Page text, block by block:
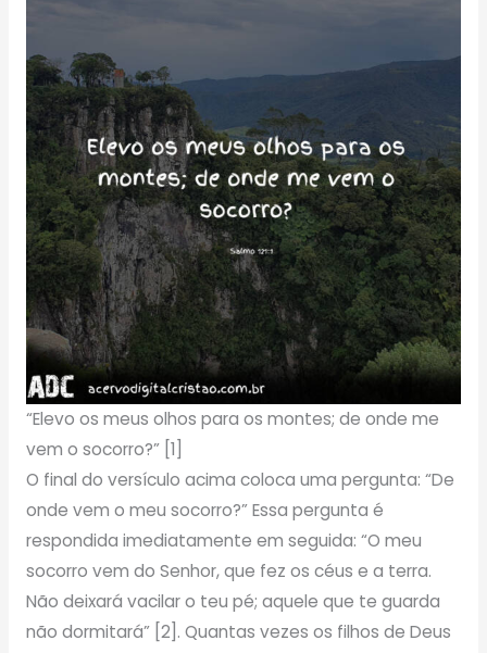
“Elevo os meus olhos para os montes; de onde me
vem o socorro?” [1]
O final do versículo acima coloca uma pergunta: “De
onde vem o meu socorro?” Essa pergunta é
respondida imediatamente em seguida: “O meu
socorro vem do Senhor, que fez os céus e a terra.
Não deixará vacilar o teu pé; aquele que te guarda
não dormitará” [2]. Quantas vezes os filhos de Deus